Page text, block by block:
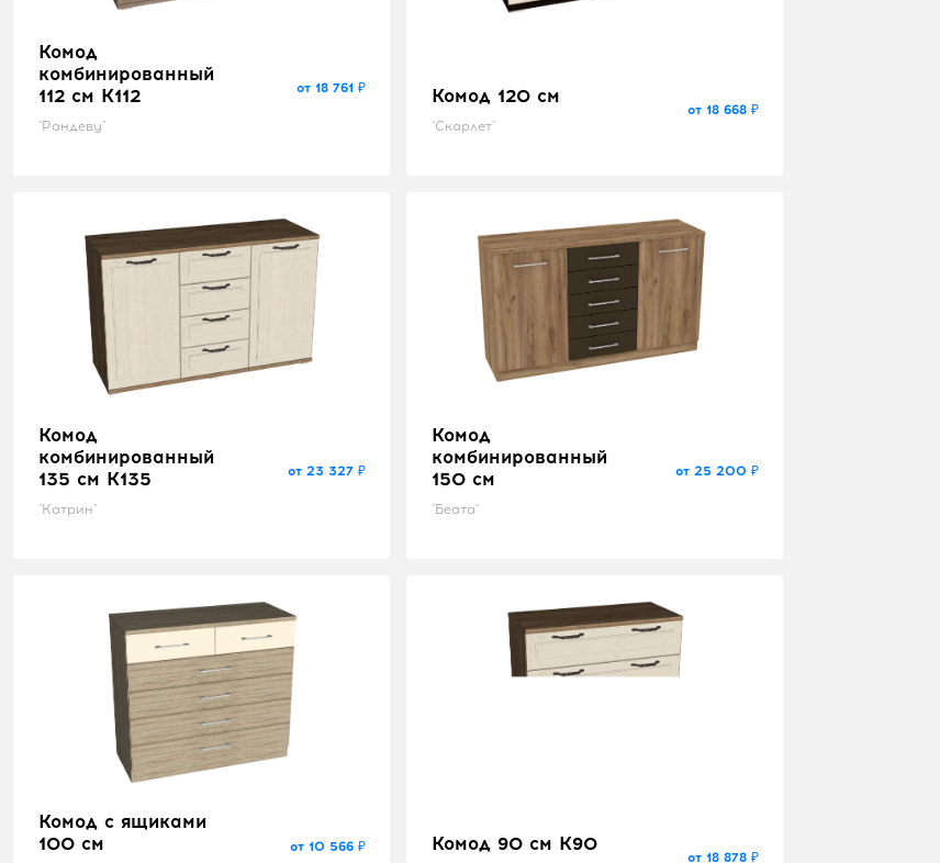
Комод
комбинированный
112 см K112
"Рандеву"
Комод 120 см
"Скарлет"
Комод
комбинированный
135 см K135
"Катрин"
Комод
комбинированный
150 см
Комод с ящиками
100 см
Комод 90 см K90